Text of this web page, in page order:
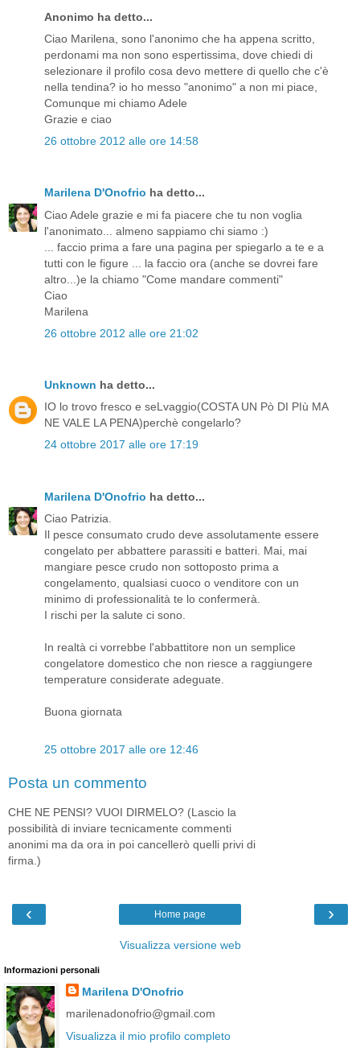
Anonimo ha detto...
Ciao Marilena, sono l'anonimo che ha appena scritto,
perdonami ma non sono espertissima, dove chiedi di
selezionare il profilo cosa devo mettere di quello che c'è
nella tendina? io ho messo "anonimo" a non mi piace,
Comunque mi chiamo Adele
Grazie e ciao
26 ottobre 2012 alle ore 14:58
Marilena D'Onofrio ha detto...
Ciao Adele grazie e mi fa piacere che tu non voglia
l'anonimato... almeno sappiamo chi siamo :)
... faccio prima a fare una pagina per spiegarlo a te e a
tutti con le figure ... la faccio ora (anche se dovrei fare
altro...)e la chiamo "Come mandare commenti"
Ciao
Marilena
26 ottobre 2012 alle ore 21:02
Unknown ha detto...
IO lo trovo fresco e seLvaggio(COSTA UN Pò DI PIù MA
NE VALE LA PENA)perchè congelarlo?
24 ottobre 2017 alle ore 17:19
Marilena D'Onofrio ha detto...
Ciao Patrizia.
Il pesce consumato crudo deve assolutamente essere
congelato per abbattere parassiti e batteri. Mai, mai
mangiare pesce crudo non sottoposto prima a
congelamento, qualsiasi cuoco o venditore con un
minimo di professionalità te lo confermerà.
I rischi per la salute ci sono.
In realtà ci vorrebbe l'abbattitore non un semplice
congelatore domestico che non riesce a raggiungere
temperature considerate adeguate.
Buona giornata
25 ottobre 2017 alle ore 12:46
Posta un commento
CHE NE PENSI? VUOI DIRMELO? (Lascio la
possibilità di inviare tecnicamente commenti
anonimi ma da ora in poi cancellerò quelli privi di
firma.)
‹ ›
Home page
Visualizza versione web
Informazioni personali
Marilena D'Onofrio
marilenadonofrio@gmail.com
Visualizza il mio profilo completo